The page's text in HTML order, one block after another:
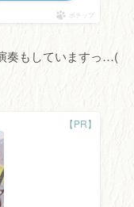
ポチップ
奏もしていますっ…(